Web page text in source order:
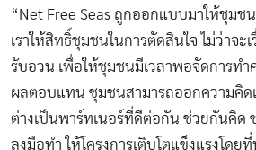
“Net Free Seas ถูกออกแบบมาให้ชุมช
เราให้สิทธิ์ชุมชนในการตัดสินใจ ไม่ว่าจะ
รับอวน เพื่อให้ชุมชนมีเวลาพอจัดการทำ
ผลตอบแทน ชุมชนสามารถออกความคิดเ
ต่างเป็นพาร์ทเนอร์ที่ดีต่อกัน ช่วยกันคิด
ลงมือทำ ให้โครงการเติบโตแข็งแรงโดย